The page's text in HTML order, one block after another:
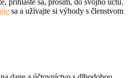
sa a užívajte si výhody s členstvom